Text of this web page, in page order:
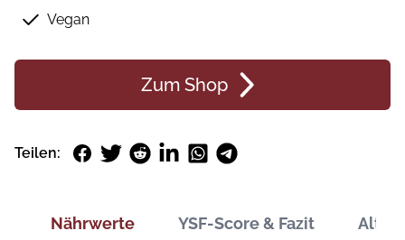
Vegan
Zum Shop
Teilen: Facebook
TwitterRedditLinkedInWhatsApp
Telegram
Nährwerte YSF-Score & Fazit